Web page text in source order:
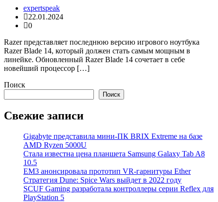
expertspeak
22.01.2024
0
Razer представляет последнюю версию игрового ноутбука
Razer Blade 14, который должен стать самым мощным в
линейке. Обновленный Razer Blade 14 сочетает в себе
новейший процессор […]
Поиск
Поиск
Свежие записи
Gigabyte представила мини-ПК BRIX Extreme на базе
AMD Ryzen 5000U
Стала известна цена планшета Samsung Galaxy Tab A8
10.5
EM3 анонсировала прототип VR-гарнитуры Ether
Стратегия Dune: Spice Wars выйдет в 2022 году
SCUF Gaming разработала контроллеры серии Reflex для
PlayStation 5